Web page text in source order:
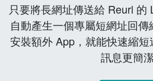
只要將長網址傳送給 Reurl 的
自動產生一個專屬短網址回
安裝額外 App，就能快速縮短
訊息更簡潔